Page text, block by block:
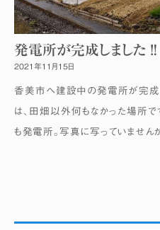
発電所が完成しました‼
2021年11月15日
香美市へ建設中の発電所が完成
は、田畑以外何もなかった場所で
も発電所。写真に写っていません